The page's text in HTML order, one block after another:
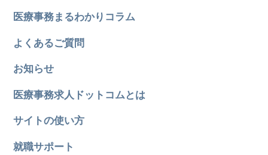
医療事務まるわかりコラム
よくあるご質問
お知らせ
医療事務求人ドットコムとは
サイトの使い方
就職サポート